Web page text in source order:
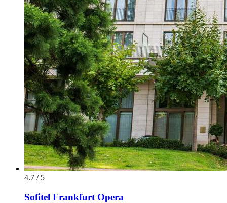
4.7 / 5
Sofitel Frankfurt Opera